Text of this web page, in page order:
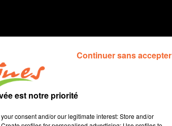
donne des conseils
Alban est coach et
à Bressuire.
est notre priorité
consent and/or our legitimate interest: Store and/or
Continuer sans accepter